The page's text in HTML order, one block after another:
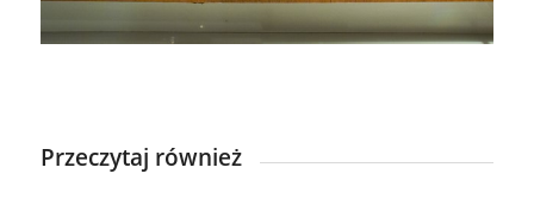
Przeczytaj również